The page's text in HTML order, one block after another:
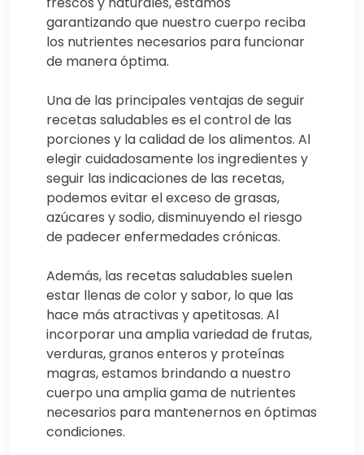
garantizando que nuestro cuerpo reciba
los nutrientes necesarios para funcionar
de manera óptima.
Una de las principales ventajas de seguir
recetas saludables es el control de las
porciones y la calidad de los alimentos. Al
elegir cuidadosamente los ingredientes y
seguir las indicaciones de las recetas,
podemos evitar el exceso de grasas,
azúcares y sodio, disminuyendo el riesgo
de padecer enfermedades crónicas.
Además, las recetas saludables suelen
estar llenas de color y sabor, lo que las
hace más atractivas y apetitosas. Al
incorporar una amplia variedad de frutas,
verduras, granos enteros y proteínas
magras, estamos brindando a nuestro
cuerpo una amplia gama de nutrientes
necesarios para mantenernos en óptimas
condiciones.